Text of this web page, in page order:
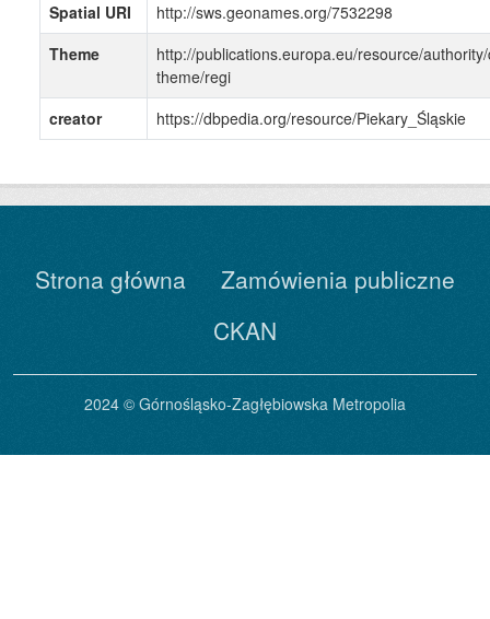
Spatial URI
http://sws.geonames.org/7532298
Theme
http://publications.europa.eu/resource/
theme/regi
creator
https://dbpedia.org/resource/Piekary_Śląskie
Strona główna
Zamówienia publiczne
CKAN
2024 © Górnośląsko-Zagłębiowska Metropolia